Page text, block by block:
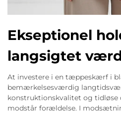
Ekseptionel
langsigtet
At investere i en tæppeskærf i
bemærkelsesværdig
konstruktionskvalitet og tidløse
modstår forældelse. I